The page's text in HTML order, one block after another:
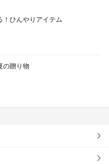
！ひんやりアイテム
の贈り物